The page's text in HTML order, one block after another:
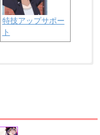
特技アップサポー
ト